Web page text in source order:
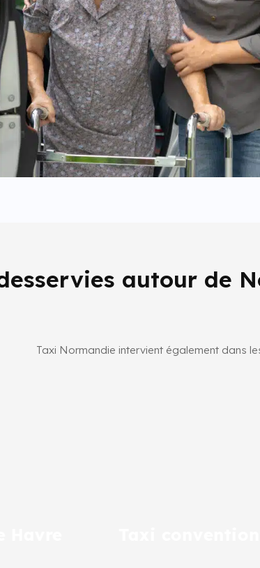
autour de
Taxi Normandie intervient également dans